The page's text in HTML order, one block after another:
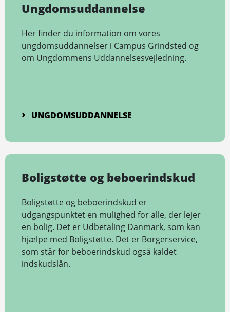
Ungdomsuddannelse
Her finder du information om vores
ungdomsuddannelser i Campus Grindsted og
om Ungdommens Uddannelsesvejledning.
UNGDOMSUDDANNELSE
Boligstøtte og beboerindskud
Boligstøtte og beboerindskud er
udgangspunktet en mulighed for alle, der lejer
en bolig. Det er Udbetaling Danmark, som kan
hjælpe med Boligstøtte. Det er Borgerservice,
som står for beboerindskud også kaldet
indskudslån.